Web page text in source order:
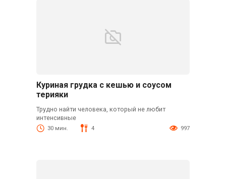
Куриная грудка с кешью и соусом
терияки
Трудно найти человека, который не любит
интенсивные
30 мин. 4 997